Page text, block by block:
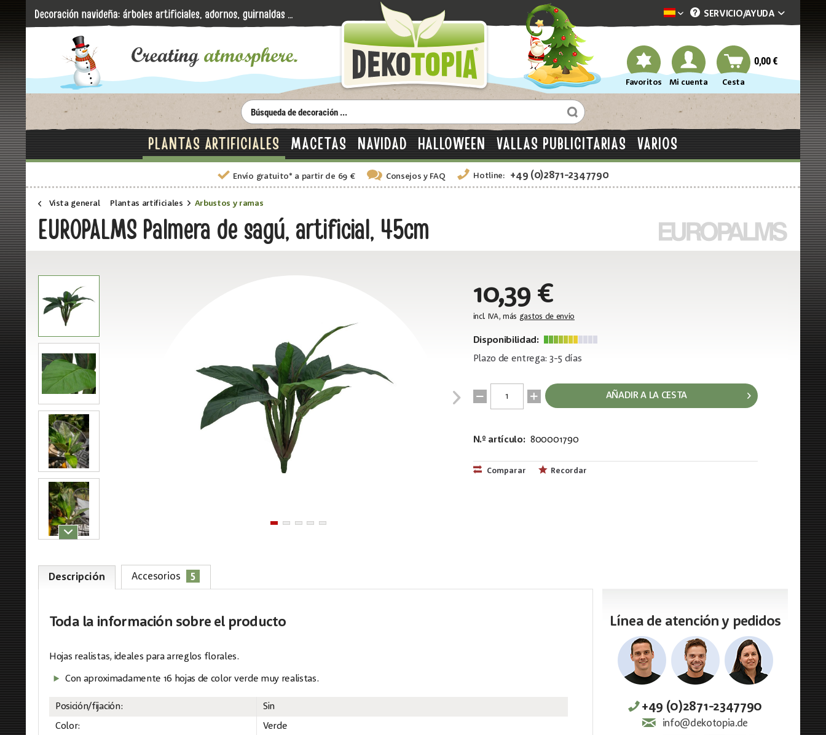
Dekotopia spanisch
SERVICIO/AYUDA
Favoritos Mi cuenta Cesta
0,00 €
PLANTAS ARTIFICIALES MACETAS NAVIDAD HALLOWEEN VALLAS PUBLICITARIAS VARIOS
Envío gratuito* a partir de 69 € Consejos y FAQ Hotline: +49 (0)2871-2347790
Vista general Plantas artificiales Arbustos y ramas
EUROPALMS Palmera de sagú, artificial, 45cm
10,39 €
incl. IVA, más gastos de envío
Disponibilidad:
Plazo de entrega: 3-5 días
AÑADIR A LA CESTA
N.º artículo: 800001790
Comparar Recordar
Descripción Accesorios 5
Toda la información sobre el producto
Hojas realistas, ideales para arreglos florales.
Con aproximadamente 16 hojas de color verde muy realistas.
Posición/fijación:
Sin
Color:
Verde
Línea de atención y pedidos
+49 (0)2871-2347790
info@dekotopia.de